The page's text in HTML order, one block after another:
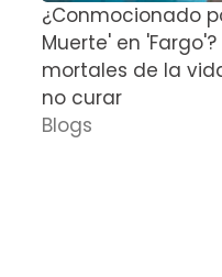
¿Conmocionado
Muerte' en
mortales de la
no curar
Blogs